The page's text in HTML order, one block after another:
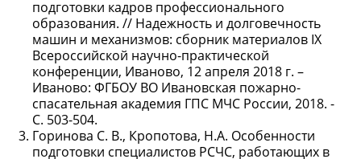
подготовки кадров профессионального
образования. // Надежность и долговечность
машин и механизмов: сборник материалов IX
Всероссийской научно-практической
конференции, Иваново, 12 апреля 2018 г. –
Иваново: ФГБОУ ВО Ивановская пожарно-
спасательная академия ГПС МЧС России, 2018. -
С. 503-504.
Горинова С. В., Кропотова, Н.А. Особенности
подготовки специалистов РСЧС, работающих в